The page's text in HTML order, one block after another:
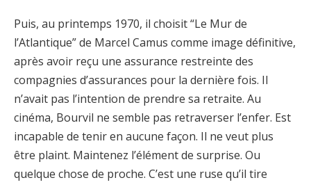
Puis, au printemps 1970, il choisit “Le Mur de
l’Atlantique” de Marcel Camus comme image définitive,
après avoir reçu une assurance restreinte des
compagnies d’assurances pour la dernière fois. Il
n’avait pas l’intention de prendre sa retraite. Au
cinéma, Bourvil ne semble pas retraverser l’enfer. Est
incapable de tenir en aucune façon. Il ne veut plus
être plaint. Maintenez l’élément de surprise. Ou
quelque chose de proche. C’est une ruse qu’il tire